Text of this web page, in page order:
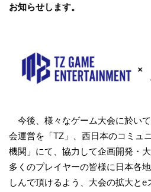
お知らせします。
今後、様々なゲーム大会に於い
会運営を「TZ」、西日本のコミュ
機関」にて、協力して企画開発・
多くのプレイヤーの皆様に日本各
しんで頂けるよう、大会の拡大と